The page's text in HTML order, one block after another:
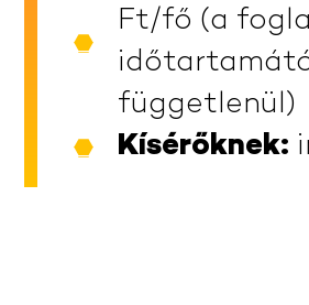
Ft/fő (a
függetlenül)
Kísérőknek: